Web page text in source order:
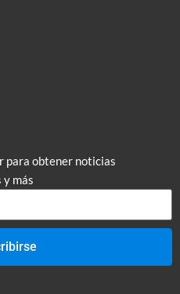
para obtener noticias
más